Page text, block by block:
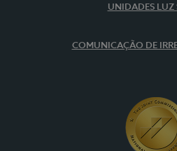
UNIDADES LUZ
COMUNICAÇÃO DE